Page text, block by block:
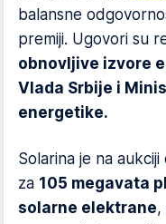
balansne
premiji. Ugovori su
obnovljive izvore
Vlada Srbije i
energetike.
Solarina je na
za 105 megavata
solarne elektrane,